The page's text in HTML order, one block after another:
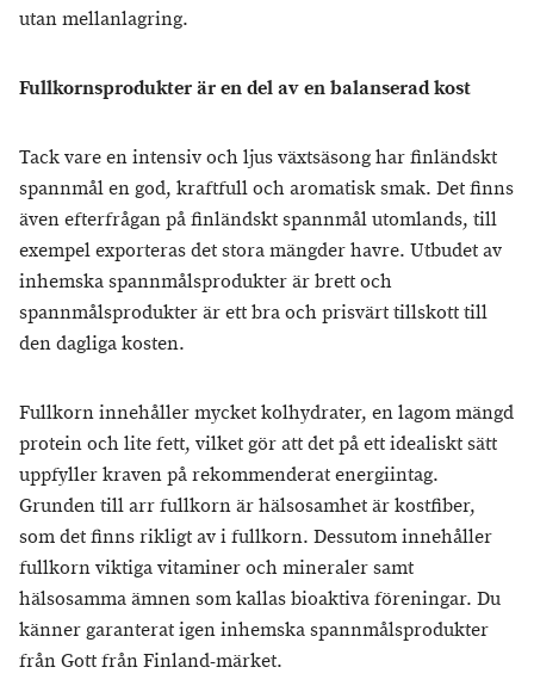
utan mellanlagring.
Fullkornsprodukter är en del av en balanserad kost
Tack vare en intensiv och ljus växtsäsong har finländskt
spannmål en god, kraftfull och aromatisk smak. Det finns
även efterfrågan på finländskt spannmål utomlands, till
exempel exporteras det stora mängder havre. Utbudet av
inhemska spannmålsprodukter är brett och
spannmålsprodukter är ett bra och prisvärt tillskott till
den dagliga kosten.
Fullkorn innehåller mycket kolhydrater, en lagom mängd
protein och lite fett, vilket gör att det på ett idealiskt sätt
uppfyller kraven på rekommenderat energiintag.
Grunden till arr fullkorn är hälsosamhet är kostfiber,
som det finns rikligt av i fullkorn. Dessutom innehåller
fullkorn viktiga vitaminer och mineraler samt
hälsosamma ämnen som kallas bioaktiva föreningar. Du
känner garanterat igen inhemska spannmålsprodukter
från Gott från Finland-märket.